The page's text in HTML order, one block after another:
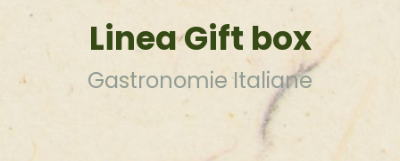
Linea Gift box
Gastronomie Italiane